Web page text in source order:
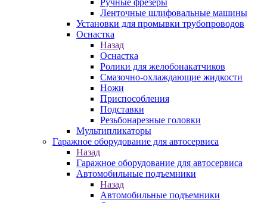
Ручные фрезеры
Ленточные шлифовальные машины
Установки для промывки трубопроводов
Оснастка
Назад
Оснастка
Ролики для желобонакатчиков
Смазочно-охлаждающие жидкости
Ножи
Приспособления
Подставки
Резьбонарезные головки
Мультипликаторы
Гаражное оборудование для автосервиса
Назад
Гаражное оборудование для автосервиса
Автомобильные подъемники
Назад
Автомобильные подъемники